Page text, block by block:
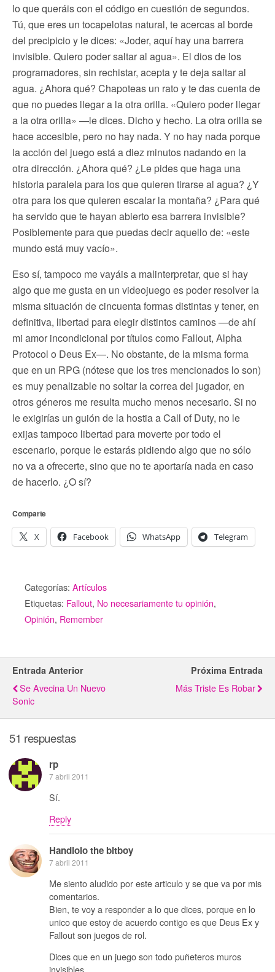
lo que queráis con el código en cuestión de segundos.
Tú, que eres un tocapelotas natural, te acercas al borde
del precipicio y le dices: «Joder, aquí hay una barrera
invisible. Quiero poder saltar al agua». El dios de los
programadores, sin rechistar, acepta y te deja saltar al
agua. ¿Ahora qué? Chapoteas un rato y te das cuenta de
que no puedes llegar a la otra orilla. «Quiero poder llegar
a la otra orilla» —le dices. Dicho y hecho. La otra orilla se
hace accesible, pero no hay nada. Y no hay nada porque
la acción del juego está a diez minutos nadando en la
otra dirección. ¿Ahora qué? ¿Le pides que haga una
historia paralela para los que quieren tirarse al agua? ¿Y
otra para los que quieren escalar la montaña? ¿Para qué
ha servido que te hayan abierto esa barrera invisible?
Posiblemente para que puedas decir aquello de: «este
mundo está muy vacío».
Eso sí, tampoco me vayáis a malinterpretar, que si hay
algo que me gusta en un videojuego es poder resolver la
misma situación de cincuenta formas distintas y tener, en
definitiva, libertad para elegir distintos caminos —de ahí
mi amor incondicional por títulos como Fallout, Alpha
Protocol o Deus Ex—. No obstante, de la misma forma
que en un RPG (nótese que los tres mencionados lo son)
es muy penalizable no soltar la correa del jugador, en
otros géneros me resulta mucho menos necesario. Si no
le exigirías un guión de la hostia a Call of Duty, no le
exijas tampoco libertad para moverte por todo el
escenario, porque le estarás pidiendo algo que no sólo
no va a ofrecerte, sino que no te aportaría nada en caso
de hacerlo. ¿O sí?
Comparte
X Facebook WhatsApp Telegram
Categorías: Artículos
Etiquetas: Fallout, No necesariamente tu opinión,
Opinión, Remember
Entrada Anterior
Se Avecina Un Nuevo
Sonic
Próxima Entrada
Más Triste Es Robar
51 respuestas
rp
7 abril 2011
Sí.
Reply
Handlolo the bitboy
7 abril 2011
Me siento aludido por este articulo y se que va por mis
comentarios.
Bien, te voy a responder a lo que dices, porque en lo
unico que estoy de acuerdo contigo es que Deus Ex y
Fallout son juegos de rol.
Dices que en un juego son todo puñeteros muros
invisibles..